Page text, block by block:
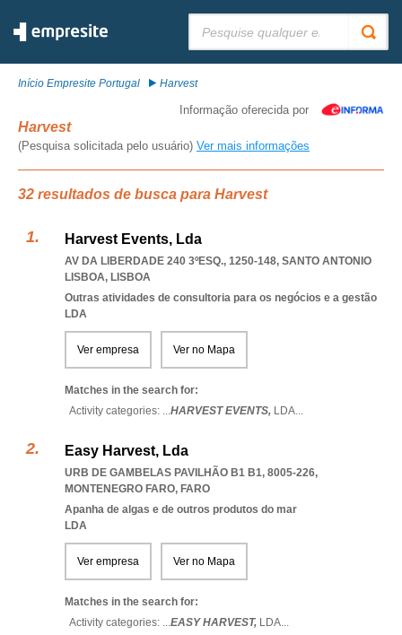
Início Empresite Portugal Harvest
Informação oferecida por
Harvest
(Pesquisa solicitada pelo usuário) Ver mais informações
32 resultados de busca para Harvest
Harvest Events, Lda
AV DA LIBERDADE 240 3ºESQ., 1250-148, SANTO ANTONIO
LISBOA, LISBOA
Outras atividades de consultoria para os negócios e a gestão
LDA
Ver empresa Ver no Mapa
Matches in the search for:
Activity categories: ...HARVEST EVENTS, LDA...
Easy Harvest, Lda
URB DE GAMBELAS PAVILHÃO B1 B1, 8005-226,
MONTENEGRO FARO, FARO
Apanha de algas e de outros produtos do mar
LDA
Ver empresa Ver no Mapa
Matches in the search for:
Activity categories: ...EASY HARVEST, LDA...